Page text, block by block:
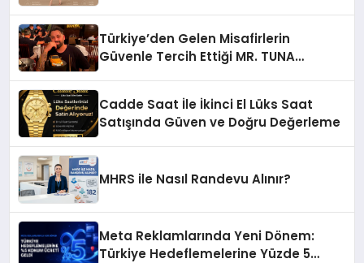
Türkiye’den Gelen Misafirlerin
Güvenle Tercih Ettiği MR. TUNA
Cadde Saat İle İkinci El Lüks Saat
Satışında Güven ve Doğru Değerleme
MHRS ile Nasıl Randevu Alınır?
Meta Reklamlarında Yeni Dönem:
Türkiye Hedeflemelerine Yüzde 5